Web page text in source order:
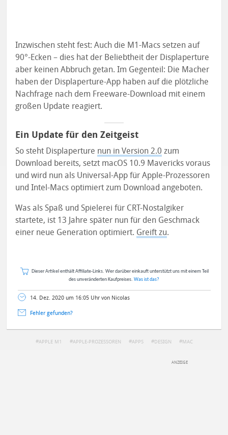
Inzwischen steht fest: Auch die M1-Macs setzen auf
90°-Ecken – dies hat der Beliebtheit der Displaperture
aber keinen Abbruch getan. Im Gegenteil: Die Macher
haben der Displaperture-App haben auf die plötzliche
Nachfrage nach dem Freeware-Download mit einem
großen Update reagiert.
Ein Update für den Zeitgeist
So steht Displaperture nun in Version 2.0 zum
Download bereits, setzt macOS 10.9 Mavericks voraus
und wird nun als Universal-App für Apple-Prozessoren
und Intel-Macs optimiert zum Download angeboten.
Was als Spaß und Spielerei für CRT-Nostalgiker
startete, ist 13 Jahre später nun für den Geschmack
einer neue Generation optimiert. Greift zu.
Dieser Artikel enthält Affiliate-Links. Wer darüber einkauft unterstützt uns mit einem Teil
des unveränderten Kaufpreises. Was ist das?
14. Dez. 2020 um 16:05 Uhr von Nicolas
Fehler gefunden?
APPLE M1 APPLE-PROZESSOREN APPS DESIGN MAC